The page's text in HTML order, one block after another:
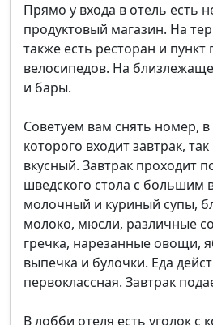
Прямо у входа в отель есть
продуктовый магазин. На
также есть ресторан и пункт
велосипедов. На
и бары.
Советуем вам снять номер,
которого входит завтрак,
вкусный. Завтрак проходит
шведского стола с большим
молочный и куриный супы,
молоко, мюсли, различные
гречка, нарезанные овощи,
выпечка и булочки. Еда
первоклассная. Завтрак
В лобби отеля есть уголок с